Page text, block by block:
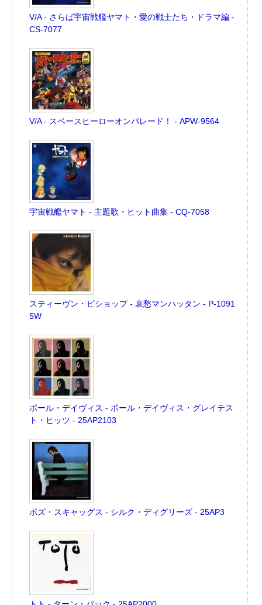
V/A - さらば宇宙戦艦ヤマト・愛の戦士たち・ドラマ編 -
CS-7077
V/A - スペースヒーローオンパレード！ - APW-9564
宇宙戦艦ヤマト - 主題歌・ヒット曲集 - CQ-7058
スティーヴン・ビショップ - 哀愁マンハッタン - P-1091
5W
ポール・デイヴィス - ポール・デイヴィス・グレイテス
ト・ヒッツ - 25AP2103
ボズ・スキャッグス - シルク・ディグリーズ - 25AP3